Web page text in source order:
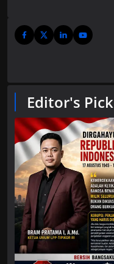
Editor's Pick